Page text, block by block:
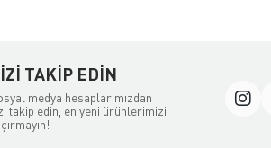
TAKIP EDIN
medya hesaplarımızdan
takip edin, en yeni ürünlerimizi